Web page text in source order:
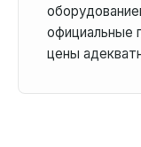
официальные
цены